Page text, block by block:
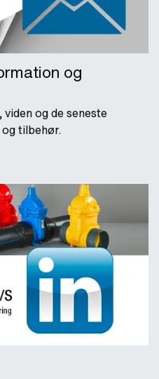
og
og de seneste
tilbehør.